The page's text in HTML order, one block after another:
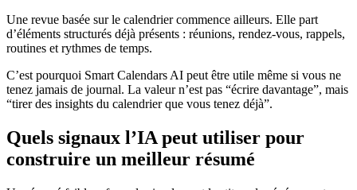
Une revue basée sur le calendrier commence ailleurs. Elle part
d’éléments structurés déjà présents : réunions, rendez-vous, rappels,
routines et rythmes de temps.
C’est pourquoi Smart Calendars AI peut être utile même si vous ne
tenez jamais de journal. La valeur n’est pas “écrire davantage”, mais
“tirer des insights du calendrier que vous tenez déjà”.
Quels signaux l’IA peut utiliser pour
construire un meilleur résumé